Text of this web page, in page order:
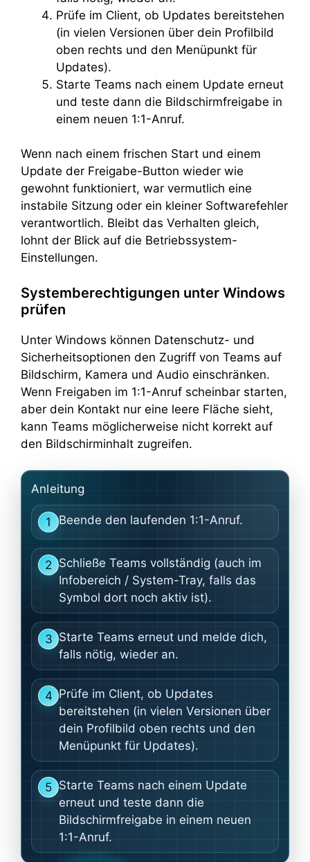
Prüfe im Client, ob Updates bereitstehen
(in vielen Versionen über dein Profilbild
oben rechts und den Menüpunkt für
Updates).
Starte Teams nach einem Update erneut
und teste dann die Bildschirmfreigabe in
einem neuen 1:1-Anruf.
Wenn nach einem frischen Start und einem
Update der Freigabe-Button wieder wie
gewohnt funktioniert, war vermutlich eine
instabile Sitzung oder ein kleiner Softwarefehler
verantwortlich. Bleibt das Verhalten gleich,
lohnt der Blick auf die Betriebssystem-
Einstellungen.
Systemberechtigungen unter Windows
prüfen
Unter Windows können Datenschutz- und
Sicherheitsoptionen den Zugriff von Teams auf
Bildschirm, Kamera und Audio einschränken.
Wenn Freigaben im 1:1-Anruf scheinbar starten,
aber dein Kontakt nur eine leere Fläche sieht,
kann Teams möglicherweise nicht korrekt auf
den Bildschirminhalt zugreifen.
Anleitung
1 Beende den laufenden 1:1-Anruf.
2 Schließe Teams vollständig (auch im
Infobereich / System-Tray, falls das
Symbol dort noch aktiv ist).
3 Starte Teams erneut und melde dich,
falls nötig, wieder an.
4 Prüfe im Client, ob Updates
bereitstehen (in vielen Versionen über
dein Profilbild oben rechts und den
Menüpunkt für Updates).
5 Starte Teams nach einem Update
erneut und teste dann die
Bildschirmfreigabe in einem neuen
1:1-Anruf.